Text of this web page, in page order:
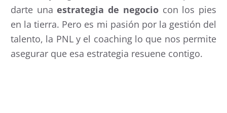
darte unaestrategia de negociocon los pies
en la tierra. Pero es mi pasión por la gestión del
talento, la PNL y el coaching lo que nos permite
asegurar que esa estrategia resuene contigo.